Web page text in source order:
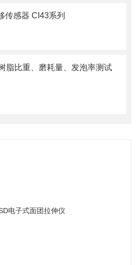
传感器 CI43系列
脂比重、磨耗量、发泡率测试